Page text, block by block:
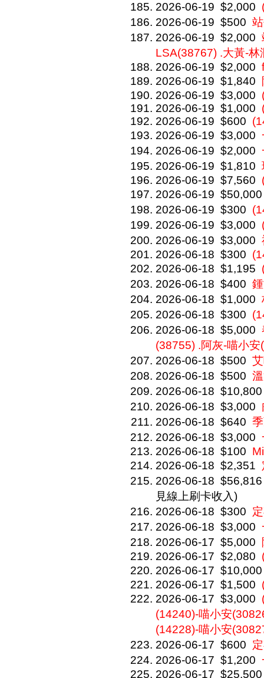
2026-06-19 $2,000
2026-06-19 $500
2026-06-19 $2,000
LSA(38767) .大黃-
2026-06-19 $2,000
2026-06-19 $1,840
2026-06-19 $3,000
2026-06-19 $1,000
2026-06-19 $600
2026-06-19 $3,000
2026-06-19 $2,000
2026-06-19 $1,810
2026-06-19 $7,560
2026-06-19 $50,000
2026-06-19 $300
2026-06-19 $3,000
2026-06-19 $3,000
2026-06-18 $300
2026-06-18 $1,195
2026-06-18 $400
2026-06-18 $1,000
2026-06-18 $300
2026-06-18 $5,000
(38755) .阿灰-喵小
2026-06-18 $500
2026-06-18 $500
2026-06-18 $10,800
2026-06-18 $3,000
2026-06-18 $640
2026-06-18 $3,000
2026-06-18 $100
2026-06-18 $2,351
2026-06-18 $56,816
見線上刷卡收入)
2026-06-18 $300
2026-06-18 $3,000
2026-06-17 $5,000
2026-06-17 $2,080
2026-06-17 $10,000
2026-06-17 $1,500
2026-06-17 $3,000
(14240)-喵小安
(14228)-喵小安
2026-06-17 $600
2026-06-17 $1,200
2026-06-17 $25,500